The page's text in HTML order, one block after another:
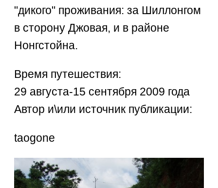
"дикого" проживания: за Шиллонгом
в сторону Джовая, и в районе
Нонгстойна.
Время путешествия:
29 августа-15 сентября 2009 года
Автор и\или источник публикации:
taogone